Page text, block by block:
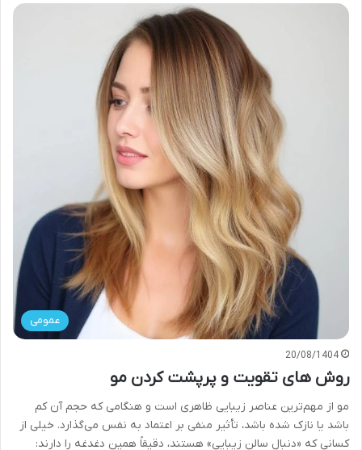
عمومی
20/08/1404
روش های تقویت و پرپشت کردن مو
مو از مهم‌ترین عناصر زیبایی ظاهری است و هنگامی که حجم آن کم
باشد یا نازک شده باشد، تأثیر منفی بر اعتماد به نفس می‌گذارد. خیلی از
کسانی که «دنبال سالن زیبایی» هستند، دقیقاً همین دغدغه را دارند: